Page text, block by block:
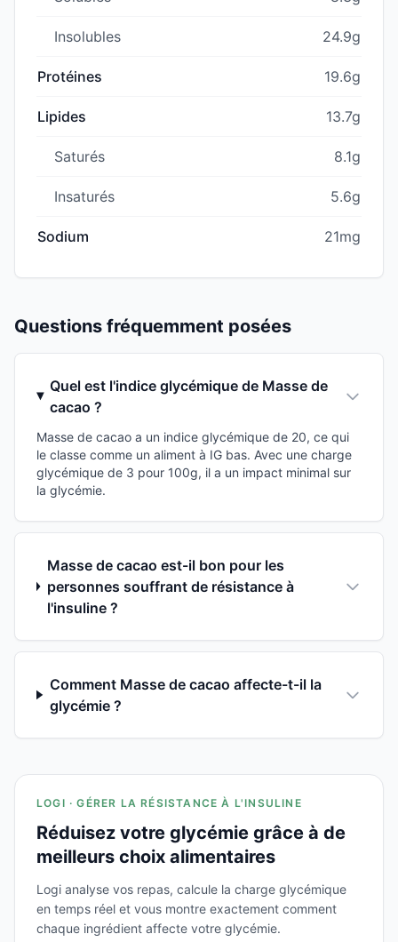
Insolubles 24.9g
Protéines 19.6g
Lipides 13.7g
Saturés 8.1g
Insaturés 5.6g
Sodium 21mg
Questions fréquemment posées
Quel est l'indice glycémique de Masse de
cacao ?
Masse de cacao a un indice glycémique de 20, ce qui
le classe comme un aliment à IG bas. Avec une charge
glycémique de 3 pour 100g, il a un impact minimal sur
la glycémie.
Masse de cacao est-il bon pour les
personnes souffrant de résistance à
l'insuline ?
Comment Masse de cacao affecte-t-il la
glycémie ?
LOGI · GÉRER LA RÉSISTANCE À L'INSULINE
Réduisez votre glycémie grâce à de
meilleurs choix alimentaires
Logi analyse vos repas, calcule la charge glycémique
en temps réel et vous montre exactement comment
chaque ingrédient affecte votre glycémie.